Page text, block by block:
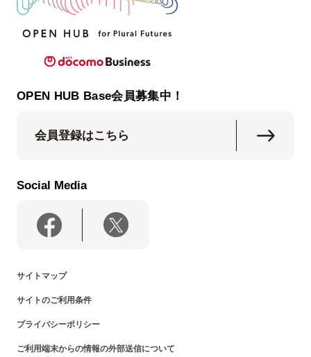
OPEN HUB Base会員募集中！
会員登録はこちら
Social Media
サイトマップ
サイトのご利用条件
プライバシーポリシー
ご利用端末からの情報の外部送信について